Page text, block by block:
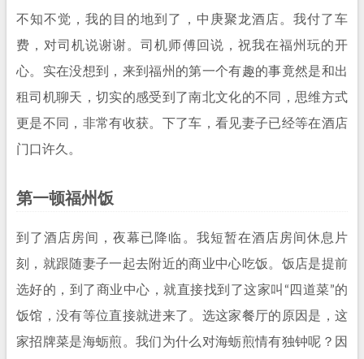
不知不觉，我的目的地到了，中庚聚龙酒店。我付了车
费，对司机说谢谢。司机师傅回说，祝我在福州玩的开
心。实在没想到，来到福州的第一个有趣的事竟然是和出
租司机聊天，切实的感受到了南北文化的不同，思维方式
更是不同，非常有收获。下了车，看见妻子已经等在酒店
门口许久。
第一顿福州饭
到了酒店房间，夜幕已降临。我短暂在酒店房间休息片
刻，就跟随妻子一起去附近的商业中心吃饭。饭店是提前
选好的，到了商业中心，就直接找到了这家叫“四道菜”的
饭馆，没有等位直接就进来了。选这家餐厅的原因是，这
家招牌菜是海蛎煎。我们为什么对海蛎煎情有独钟呢？因